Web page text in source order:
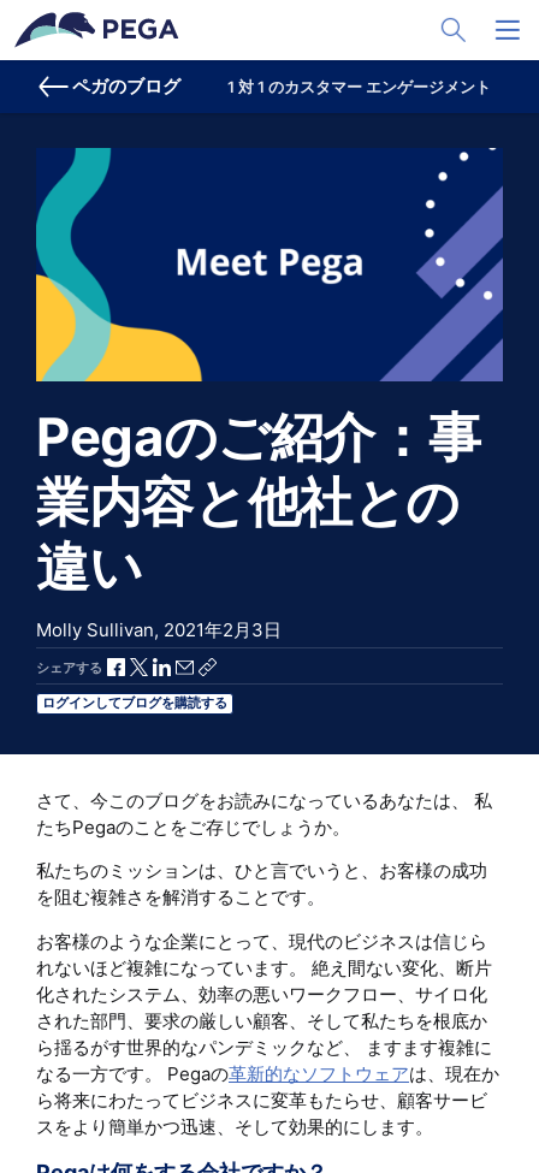
メインコンテンツに飛ぶ
Toggle
ペガのブログ 1 対 1 のカスタマー エンゲージメント
Pegaのご紹介：事
業内容と他社との
違い
Molly Sullivan, 2021年2月3日
シェアする Facebookで共有
Xで共有
LinkedInで共有
メールで共有
共有リンクをコピー
ログインしてブログを購読する
さて、今このブログをお読みになっているあなたは、 私
たちPegaのことをご存じでしょうか。
私たちのミッションは、ひと言でいうと、お客様の成功
を阻む複雑さを解消することです。
お客様のような企業にとって、現代のビジネスは信じら
れないほど複雑になっています。 絶え間ない変化、断片
化されたシステム、効率の悪いワークフロー、サイロ化
された部門、要求の厳しい顧客、そして私たちを根底か
ら揺るがす世界的なパンデミックなど、 ますます複雑に
なる一方です。 Pegaの革新的なソフトウェアは、現在か
ら将来にわたってビジネスに変革もたらせ、顧客サービ
スをより簡単かつ迅速、そして効果的にします。